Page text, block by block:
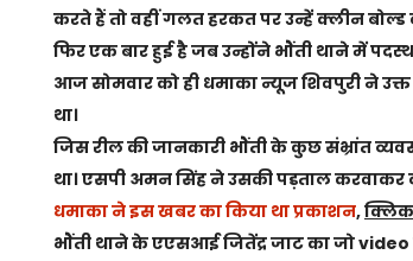
करते हैं तो वहीं गलत हरकत पर उन्हें क्लीन
फिर एक बार हुई है जब उन्होंने भौंती थाने में
आज सोमवार को ही धमाका न्यूज शिवपुरी ने
था।
जिस रील की जानकारी भौंती के कुछ संभ्रांत
था। एसपी अमन सिंह ने उसकी पड़ताल करवाकर
धमाका ने इस खबर का किया था प्रकाशन,
भौंती थाने के एएसआई जितेंद्र जाट का जो